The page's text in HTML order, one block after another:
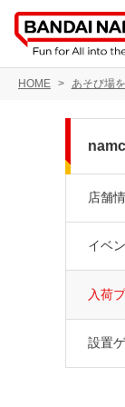
HOME あそび場
店舗
イベ
入荷
設置